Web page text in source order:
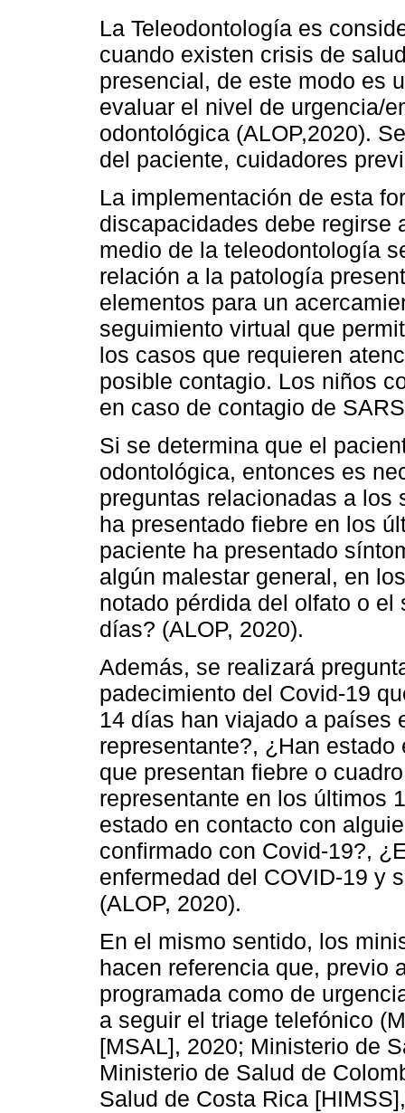
La Teleodontología es
cuando existen crisis de
presencial, de este modo es
evaluar el nivel de urgencia/
odontológica (ALOP,2020).
del paciente, cuidadores
La implementación de esta
discapacidades debe regirse
medio de la teleodontología
relación a la patología
elementos para un
seguimiento virtual que
los casos que requieren
posible contagio. Los niños
en caso de contagio de
Si se determina que el
odontológica, entonces es
preguntas relacionadas a
ha presentado fiebre en los
paciente ha presentado
algún malestar general, en
notado pérdida del olfato o
días? (ALOP, 2020).
Además, se realizará
padecimiento del Covid-19
14 días han viajado a países
representante?, ¿Han
que presentan fiebre o
representante en los últimos
estado en contacto con
confirmado con Covid-19?,
enfermedad del COVID-19 y
(ALOP, 2020).
En el mismo sentido, los
hacen referencia que, previo
programada como de
a seguir el triage telefónico
[MSAL], 2020; Ministerio de
Ministerio de Salud de
Salud de Costa Rica